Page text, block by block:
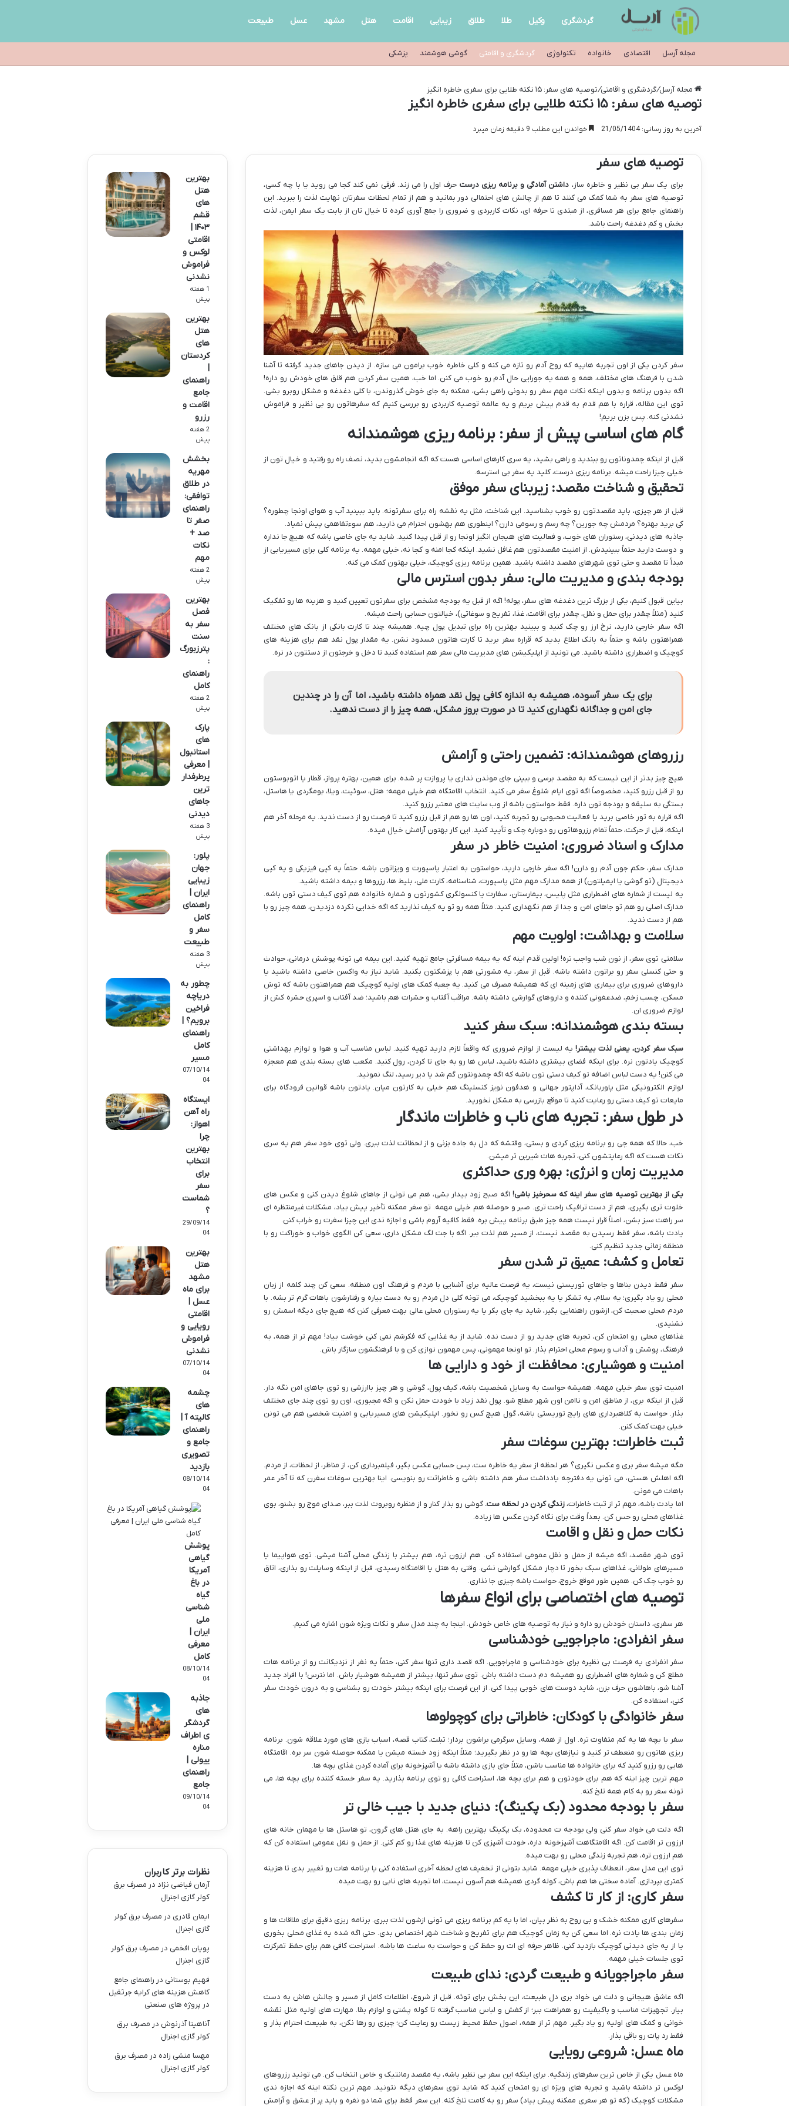
گردشگری وکیل طلا طلاق زیبایی اقامت هتل مشهد عسل طبیعت
مجله آرسل اقتصادی خانواده تکنولوژی گردشگری و اقامتی گوشی هوشمند پزشکی
مجله آرسل/گردشگری و اقامتی/توصیه های سفر: ۱۵ نکته طلایی برای سفری خاطره انگیز
توصیه های سفر: ۱۵ نکته طلایی برای سفری خاطره انگیز
آخرین به روز رسانی: 21/05/1404 خواندن این مطلب 9 دقیقه زمان میبرد
توصیه های سفر
برای یک سفر بی نظیر و خاطره ساز، داشتن آمادگی و برنامه ریزی درست حرف اول را می زند. فرقی نمی کند کجا می روید یا با چه کسی،
توصیه های سفر به شما کمک می کنند تا هم از چالش های احتمالی دور بمانید و هم از تمام لحظات سفرتان نهایت لذت را ببرید. این
راهنمای جامع برای هر مسافری، از مبتدی تا حرفه ای، نکات کاربردی و ضروری را جمع آوری کرده تا خیال تان از بابت یک سفر ایمن، لذت
بخش و کم دغدغه راحت باشد.
سفر کردن یکی از اون تجربه هاییه که روح آدم رو تازه می کنه و کلی خاطره خوب برامون می سازه. از دیدن جاهای جدید گرفته تا آشنا
شدن با فرهنگ های مختلف، همه و همه یه جورایی حال آدم رو خوب می کنن. اما خب، همین سفر کردن هم قلق های خودش رو داره!
اگه بدون برنامه و بدون اینکه نکات مهم سفر رو بدونی راهی بشی، ممکنه به جای خوش گذروندن، با کلی دغدغه و مشکل روبرو بشی.
توی این مقاله، قراره با هم قدم به قدم پیش بریم و یه عالمه توصیه کاربردی رو بررسی کنیم که سفرهاتون رو بی نظیر و فراموش
نشدنی کنه. پس بزن بریم!
گام های اساسی پیش از سفر: برنامه ریزی هوشمندانه
قبل از اینکه چمدوناتون رو ببندید و راهی بشید، یه سری کارهای اساسی هست که اگه انجامشون بدید، نصف راه رو رفتید و خیال تون از
خیلی چیزا راحت میشه. برنامه ریزی درست، کلید یه سفر بی استرسه.
تحقیق و شناخت مقصد: زیربنای سفر موفق
قبل از هر چیزی، باید مقصدتون رو خوب بشناسید. این شناخت، مثل یه نقشه راه برای سفرتونه. باید ببینید آب و هوای اونجا چطوره؟
کی برید بهتره؟ مردمش چه جورین؟ چه رسم و رسومی دارن؟ اینطوری هم بهشون احترام می ذارید، هم سوءتفاهمی پیش نمیاد.
جاذبه های دیدنی، رستوران های خوب، و فعالیت های هیجان انگیز اونجا رو از قبل پیدا کنید. شاید یه جای خاصی باشه که هیچ جا نداره
و دوست دارید حتماً ببینیدش. از امنیت مقصدتون هم غافل نشید. اینکه کجا امنه و کجا نه، خیلی مهمه. یه برنامه کلی برای مسیریابی از
مبدأ تا مقصد و حتی توی شهرهای مقصد داشته باشید. همین برنامه ریزی کوچیک، خیلی بهتون کمک می کنه.
بودجه بندی و مدیریت مالی: سفر بدون استرس مالی
بیاین قبول کنیم، یکی از بزرگ ترین دغدغه های سفر، پوله! اگه از قبل یه بودجه مشخص برای سفرتون تعیین کنید و هزینه ها رو تفکیک
کنید (مثلاً چقدر برای حمل و نقل، چقدر برای اقامت، غذا، تفریح و سوغاتی)، خیالتون حسابی راحت میشه.
اگه سفر خارجی دارید، نرخ ارز رو چک کنید و ببینید بهترین راه برای تبدیل پول چیه. همیشه چند تا کارت بانکی از بانک های مختلف
همراهتون باشه و حتماً به بانک اطلاع بدید که قراره سفر برید تا کارت هاتون مسدود نشن. یه مقدار پول نقد هم برای هزینه های
کوچیک و اضطراری داشته باشید. می تونید از اپلیکیشن های مدیریت مالی سفر هم استفاده کنید تا دخل و خرجتون از دستتون در نره.
برای یک سفر آسوده، همیشه به اندازه کافی پول نقد همراه داشته باشید، اما آن را در چندین
جای امن و جداگانه نگهداری کنید تا در صورت بروز مشکل، همه چیز را از دست ندهید.
رزروهای هوشمندانه: تضمین راحتی و آرامش
هیچ چیز بدتر از این نیست که به مقصد برسی و ببینی جای موندن نداری یا پروازت پر شده. برای همین، بهتره پرواز، قطار یا اتوبوستون
رو از قبل رزرو کنید، مخصوصاً اگه توی ایام شلوغ سفر می کنید. انتخاب اقامتگاه هم خیلی مهمه؛ هتل، سوئیت، ویلا، بومگردی یا هاستل،
بستگی به سلیقه و بودجه تون داره. فقط حواستون باشه از وب سایت های معتبر رزرو کنید.
اگه قراره به تور خاصی برید یا فعالیت محبوبی رو تجربه کنید، اون ها رو هم از قبل رزرو کنید تا فرصت رو از دست ندید. یه مرحله آخر هم
اینکه، قبل از حرکت، حتماً تمام رزروهاتون رو دوباره چک و تأیید کنید. این کار بهتون آرامش خیال میده.
مدارک و اسناد ضروری: امنیت خاطر در سفر
مدارک سفر، حکم جون آدم رو دارن! اگه سفر خارجی دارید، حواستون به اعتبار پاسپورت و ویزاتون باشه. حتماً یه کپی فیزیکی و یه کپی
دیجیتال (تو گوشی یا ایمیلتون) از همه مدارک مهم مثل پاسپورت، شناسنامه، کارت ملی، بلیط ها، رزروها و بیمه داشته باشید.
یه لیست از شماره های اضطراری مثل پلیس، بیمارستان، سفارت یا کنسولگری کشورتون و شماره خانواده هم توی کیف دستی تون باشه.
مدارک اصلی رو هم تو جاهای امن و جدا از هم نگهداری کنید. مثلاً همه رو تو یه کیف نذارید که اگه خدایی نکرده دزدیدن، همه چیز رو با
هم از دست ندید.
سلامت و بهداشت: اولویت مهم
سلامتی توی سفر، از نون شب واجب تره! اولین قدم اینه که یه بیمه مسافرتی جامع تهیه کنید. این بیمه می تونه پوشش درمانی، حوادث
و حتی کنسلی سفر رو براتون داشته باشه. قبل از سفر، یه مشورتی هم با پزشکتون بکنید. شاید نیاز به واکسن خاصی داشته باشید یا
داروهای ضروری برای بیماری های زمینه ای که همیشه مصرف می کنید. یه جعبه کمک های اولیه کوچیک هم همراهتون باشه که توش
مسکن، چسب زخم، ضدعفونی کننده و داروهای گوارشی داشته باشه. مراقب آفتاب و حشرات هم باشید؛ ضد آفتاب و اسپری حشره کش از
لوازم ضروری ان.
بسته بندی هوشمندانه: سبک سفر کنید
سبک سفر کردن، یعنی لذت بیشتر!یه لیست از لوازم ضروری که واقعاً لازم دارید تهیه کنید. لباس مناسب آب و هوا و لوازم بهداشتی
کوچیک یادتون نره. برای اینکه فضای بیشتری داشته باشید، لباس ها رو به جای تا کردن، رول کنید. مکعب های بسته بندی هم معجزه
می کنن! یه دست لباس اضافه تو کیف دستی تون باشه که اگه چمدونتون گم شد یا دیر رسید، لنگ نمونید.
لوازم الکترونیکی مثل پاوربانک، آداپتور جهانی و هدفون نویز کنسلینگ هم خیلی به کارتون میان. یادتون باشه قوانین فرودگاه برای
مایعات تو کیف دستی رو رعایت کنید تا موقع بازرسی به مشکل نخورید.
در طول سفر: تجربه های ناب و خاطرات ماندگار
خب، حالا که همه چی رو برنامه ریزی کردی و بستی، وقتشه که دل به جاده بزنی و از لحظاتت لذت ببری. ولی توی خود سفر هم یه سری
نکات هست که اگه رعایتشون کنی، تجربه هات شیرین تر میشن.
مدیریت زمان و انرژی: بهره وری حداکثری
یکی از بهترین توصیه های سفر اینه که سحرخیز باشی! اگه صبح زود بیدار بشی، هم می تونی از جاهای شلوغ دیدن کنی و عکس های
خلوت تری بگیری، هم از دست ترافیک راحت تری. صبر و حوصله هم خیلی مهمه. تو سفر ممکنه تأخیر پیش بیاد، مشکلات غیرمنتظره ای
سر راهت سبز بشن، اصلاً قرار نیست همه چیز طبق برنامه پیش بره. فقط کافیه آروم باشی و اجازه ندی این چیزا سفرت رو خراب کنن.
یادت باشه، سفر فقط رسیدن به مقصد نیست، از مسیر هم لذت ببر. اگه با جت لگ مشکل داری، سعی کن الگوی خواب و خوراکت رو با
منطقه زمانی جدید تنظیم کنی.
تعامل و کشف: عمیق تر شدن سفر
سفر فقط دیدن بناها و جاهای توریستی نیست، یه فرصت عالیه برای آشنایی با مردم و فرهنگ اون منطقه. سعی کن چند کلمه از زبان
محلی رو یاد بگیری؛ یه سلام، یه تشکر یا یه ببخشید کوچیک، می تونه کلی دل مردم رو به دست بیاره و رفتارشون باهات گرم تر بشه. با
مردم محلی صحبت کن، ازشون راهنمایی بگیر، شاید یه جای بکر یا یه رستوران محلی عالی بهت معرفی کنن که هیچ جای دیگه اسمش رو
نشنیدی.
غذاهای محلی رو امتحان کن، تجربه های جدید رو از دست نده. شاید از یه غذایی که فکرشم نمی کنی خوشت بیاد! مهم تر از همه، به
فرهنگ، پوشش و آداب و رسوم محلی احترام بذار. تو اونجا مهمونی، پس مهمون نوازی کن و با فرهنگشون سازگار باش.
امنیت و هوشیاری: محافظت از خود و دارایی ها
امنیت توی سفر خیلی مهمه. همیشه حواست به وسایل شخصیت باشه، کیف پول، گوشی و هر چیز باارزشی رو توی جاهای امن نگه دار.
قبل از اینکه بری، از مناطق امن و ناامن اون شهر مطلع شو. پول نقد زیاد با خودت حمل نکن و اگه مجبوری، اون رو توی چند جای مختلف
بذار. حواست به کلاهبرداری های رایج توریستی باشه، گول هیچ کس رو نخور. اپلیکیشن های مسیریابی و امنیت شخصی هم می تونن
خیلی بهت کمک کنن.
ثبت خاطرات: بهترین سوغات سفر
مگه میشه سفر بری و عکس نگیری؟ هر لحظه از سفر یه خاطره ست، پس حسابی عکس بگیر، فیلمبرداری کن، از مناظر، از لحظات، از مردم.
اگه اهلش هستی، می تونی یه دفترچه یادداشت سفر هم داشته باشی و خاطراتت رو بنویسی. اینا بهترین سوغات سفرن که تا آخر عمر
باهات می مونن.
اما یادت باشه، مهم تر از ثبت خاطرات،زندگی کردن در لحظه ست. گوشی رو بذار کنار و از منظره روبروت لذت ببر، صدای موج رو بشنو، بوی
غذاهای محلی رو حس کن. بعداً وقت برای نگاه کردن عکس ها زیاده.
نکات حمل و نقل و اقامت
توی شهر مقصد، اگه میشه از حمل و نقل عمومی استفاده کن. هم ارزون تره، هم بیشتر با زندگی محلی آشنا میشی. توی هواپیما یا
مسیرهای طولانی، غذاهای سبک بخور تا دچار مشکل گوارشی نشی. وقتی به هتل یا اقامتگاه رسیدی، قبل از اینکه وسایلت رو بذاری، اتاق
رو خوب چک کن. همین طور موقع خروج، حواست باشه چیزی جا نذاری.
توصیه های اختصاصی برای انواع سفرها
هر سفری، داستان خودش رو داره و نیاز به توصیه های خاص خودش. اینجا به چند مدل سفر و نکات ویژه شون اشاره می کنیم.
سفر انفرادی: ماجراجویی خودشناسی
سفر انفرادی یه فرصت بی نظیره برای خودشناسی و ماجراجویی. اگه قصد داری تنها سفر کنی، حتماً یه نفر از نزدیکانت رو از برنامه هات
مطلع کن و شماره های اضطراری رو همیشه دم دست داشته باش. توی سفر تنها، بیشتر از همیشه هوشیار باش. اما نترس! با افراد جدید
آشنا شو، باهاشون حرف بزن، شاید دوست های خوبی پیدا کنی. از این فرصت برای اینکه بیشتر خودت رو بشناسی و به درون خودت سفر
کنی، استفاده کن.
سفر خانوادگی با کودکان: خاطراتی برای کوچولوها
سفر با بچه ها یه کم متفاوت تره. اول از همه، وسایل سرگرمی براشون بردار؛ تبلت، کتاب قصه، اسباب بازی های مورد علاقه شون. برنامه
ریزی هاتون رو منعطف تر کنید و نیازهای بچه ها رو در نظر بگیرید؛ مثلاً اینکه زود خسته میشن یا ممکنه حوصله شون سر بره. اقامتگاه
هایی رو رزرو کنید که برای خانواده ها مناسب باشن، مثلاً جای بازی داشته باشه یا آشپزخونه برای آماده کردن غذای بچه ها.
مهم ترین چیز اینه که هم برای خودتون و هم برای بچه ها، استراحت کافی رو توی برنامه بذارید. یه سفر خسته کننده برای بچه ها، می
تونه سفر رو به کام همه تلخ کنه.
سفر با بودجه محدود (بک پکینگ): دنیای جدید با جیب خالی تر
اگه دلت می خواد سفر کنی ولی بودجه ت محدوده، بک پکینگ بهترین راهه. به جای هتل های گرون، تو هاستل ها یا مهمان خانه های
ارزون تر اقامت کن. اگه اقامتگاهت آشپزخونه داره، خودت آشپزی کن تا هزینه های غذا رو کم کنی. از حمل و نقل عمومی استفاده کن که
هم ارزون تره، هم تجربه زندگی محلی رو بهت میده.
توی این مدل سفر، انعطاف پذیری خیلی مهمه. شاید بتونی از تخفیف های لحظه آخری استفاده کنی یا برنامه هات رو تغییر بدی تا هزینه
کمتری بپردازی. آماده سختی ها هم باش، کوله گردی همیشه هم آسون نیست، اما تجربه های نابی رو بهت میده.
سفر کاری: از کار تا کشف
سفرهای کاری ممکنه خشک و بی روح به نظر بیان، اما با یه کم برنامه ریزی می تونی ازشون لذت ببری. برنامه ریزی دقیق برای ملاقات ها و
زمان بندی ها یادت نره. اما سعی کن یه زمان کوچیک هم برای تفریح و شناخت شهر اختصاص بدی. حتی اگه شده یه غذای محلی بخوری
یا از یه جای دیدنی کوچیک بازدید کنی. ظاهر حرفه ای ات رو حفظ کن و حواست به ساعت ها باشه. استراحت کافی هم برای حفظ تمرکزت
توی جلسات خیلی مهمه.
سفر ماجراجویانه و طبیعت گردی: ندای طبیعت
اگه عاشق هیجانی و دلت می خواد بری دل طبیعت، این بخش برای توئه. قبل از شروع، اطلاعات کامل از مسیر و چالش هاش به دست
بیار. تجهیزات مناسب و باکیفیت رو همراهت ببر؛ از کفش و لباس مناسب گرفته تا کوله پشتی و لوازم بقا. مهارت های اولیه مثل نقشه
خوانی و کمک های اولیه رو یاد بگیر. مهم تر از همه، اصول حفظ محیط زیست رو رعایت کن؛ چیزی رو رها نکن، به طبیعت احترام بذار و
فقط رد پات رو باقی بذار.
ماه عسل: شروعی رویایی
ماه عسل یکی از خاص ترین سفرهای زندگیه. برای اینکه این سفر بی نظیر باشه، یه مقصد رمانتیک و خاص انتخاب کن. می تونید رزروهای
لوکس تر داشته باشید و تجربه های ویژه ای رو امتحان کنید که شاید توی سفرهای دیگه نتونید. مهم ترین نکته اینه که اجازه ندی
مشکلات کوچیک (که تو هر سفری ممکنه پیش بیاد) سفر رو به کامت تلخ کنه. این سفر فقط برای شما دو نفره و باید پر از عشق و آرامش
بهترین
هتل
های
قشم
۱۴۰۳ |
اقامتی
لوکس و
فراموش
نشدنی
1 هفته
پیش
بهترین
هتل
های
کردستان
|
راهنمای
جامع
اقامت و
رزرو
2 هفته
پیش
بخشش
مهریه
در طلاق
توافقی:
راهنمای
صفر تا
صد +
نکات
مهم
2 هفته
پیش
بهترین
فصل
سفر به
سنت
پترزبورگ
:
راهنمای
کامل
2 هفته
پیش
پارک
های
استانبول
| معرفی
پرطرفدار
ترین
جاهای
دیدنی
3 هفته
پیش
پلور:
جهان
زیبایی
ایران |
راهنمای
کامل
سفر و
طبیعت
3 هفته
پیش
چطور به
دریاچه
فراخین
برویم؟ |
راهنمای
کامل
مسیر
07/10/14
04
ایستگاه
راه آهن
اهواز:
چرا
بهترین
انتخاب
برای
سفر
شماست
؟
29/09/14
04
بهترین
هتل
مشهد
برای ماه
عسل |
اقامتی
رویایی و
فراموش
نشدنی
07/10/14
04
چشمه
های
کالیته آ |
راهنمای
جامع و
تصویری
بازدید
08/10/14
04
پوشش
گیاهی
آمریکا
در باغ
گیاه
شناسی
ملی
ایران |
معرفی
کامل
08/10/14
04
جاذبه
های
گردشگر
ی اطراف
مناره
ییولی |
راهنمای
جامع
09/10/14
04
نظرات برتر کاربران
آرمان فیاضی نژاد در مصرف برق
کولر گازی اجنرال
ایمان قادری در مصرف برق کولر
گازی اجنرال
پویان افخمی در مصرف برق کولر
گازی اجنرال
فهیم بوستانی در راهنمای جامع
کاهش هزینه های کرایه جرثقیل
در پروژه های صنعتی
آناهیتا آذرنوش در مصرف برق
کولر گازی اجنرال
مهسا منشی زاده در مصرف برق
کولر گازی اجنرال